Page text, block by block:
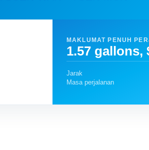
MAKLUMAT PENUH
1.57 gallons,
Jarak
Masa perjalanan